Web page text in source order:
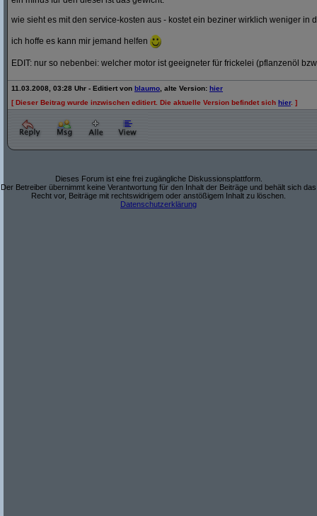
wie sieht es mit den service-kosten aus - kostet ein beziner wirklich weniger in
ich hoffe es kann mir jemand helfen
EDIT: nur so nebenbei: welcher motor ist geeigneter für frickelei (pflanzenöl
11.03.2008, 03:28 Uhr - Editiert von blaumo , alte Version: hier
[ Dieser Beitrag wurde inzwischen editiert. Die aktuelle Version befindet sich hier. ]
Dieses Forum ist eine frei zugängliche Diskussionsplattform.
Der Betreiber übernimmt keine Verantwortung für den Inhalt der Beiträge und behält sich das
Recht vor, Beiträge mit rechtswidrigem oder anstößigem Inhalt zu löschen.
Datenschutzerklärung